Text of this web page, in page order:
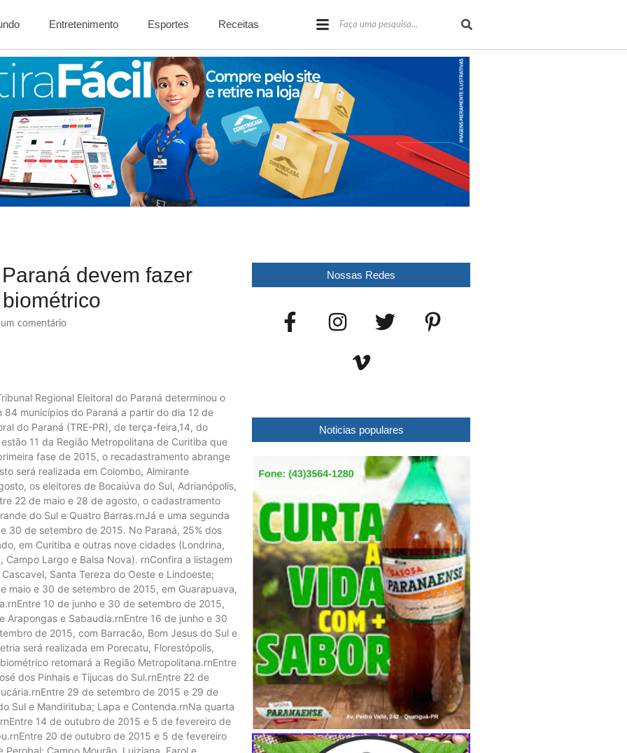
Entretenimento Esportes Receitas
devem fazer
comentário
Regional Eleitoral do Paraná determinou o
municípios do Paraná a partir do dia 12 de
do Paraná (TRE-PR), de terça-feira,14, do
11 da Região Metropolitana de Curitiba que
fase de 2015, o recadastramento abrange
será realizada em Colombo, Almirante
os eleitores de Bocaiúva do Sul, Adrianópolis,
22 de maio e 28 de agosto, o cadastramento
do Sul e Quatro Barras.rnJá e uma segunda
30 de setembro de 2015. No Paraná, 25% dos
em Curitiba e outras nove cidades (Londrina,
Largo e Balsa Nova). rnConfira a listagem
Santa Tereza do Oeste e Lindoeste;
maio e 30 de setembro de 2015, em Guarapuava,
10 de junho e 30 de setembro de 2015,
Arapongas e Sabaudia.rnEntre 16 de junho e 30
de 2015, com Barracão, Bom Jesus do Sul e
será realizada em Porecatu, Florestópolis,
retomará a Região Metropolitana.rnEntre
dos Pinhais e Tijucas do Sul.rnEntre 22 de
29 de setembro de 2015 e 29 de
Sul e Mandirituba; Lapa e Contenda.rnNa quarta
14 de outubro de 2015 e 5 de fevereiro de
20 de outubro de 2015 e 5 de fevereiro
Campo Mourão, Luiziana, Farol e
Nossas Redes
Noticias populares